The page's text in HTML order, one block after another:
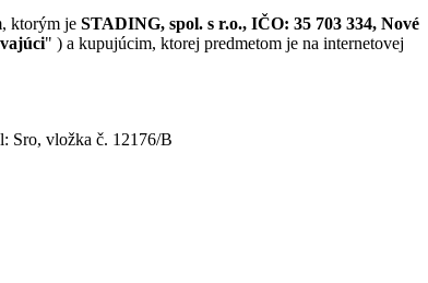
ktorým je STADING, spol. s r.o., IČO: 35 703 334, Nové
" ) a kupujúcim, ktorej predmetom je na internetovej
Sro, vložka č. 12176/B